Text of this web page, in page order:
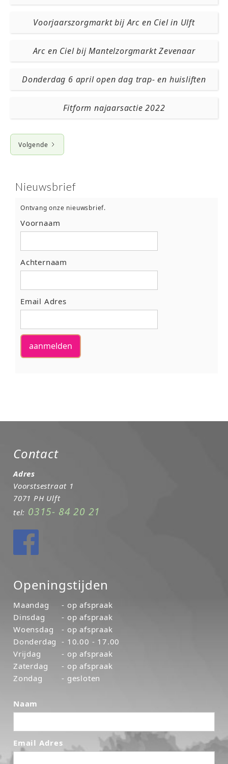
Voorjaarszorgmarkt bij Arc en Ciel in Ulft
Arc en Ciel bij Mantelzorgmarkt Zevenaar
Donderdag 6 april open dag trap- en huisliften
Fitform najaarsactie 2022
Volgende
Nieuwsbrief
Ontvang onze nieuwsbrief.
Voornaam
Achternaam
Email Adres
Contact
Adres
Voorstsestraat 1
7071 PH Ulft
tel: 0315- 84 20 21
Openingstijden
Maandag
Dinsdag
Woensdag
Donderdag
Vrijdag
Zaterdag
Zondag
- op afspraak
- op afspraak
- op afspraak
- 10.00 - 17.00
- op afspraak
- op afspraak
- gesloten
Naam
Email Adres